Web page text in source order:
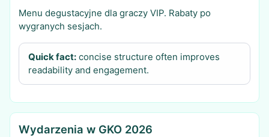
Menu degustacyjne dla graczy VIP. Rabaty po
wygranych sesjach.
Quick fact:concise structure often improves
readability and engagement.
Wydarzenia w GKO 2026